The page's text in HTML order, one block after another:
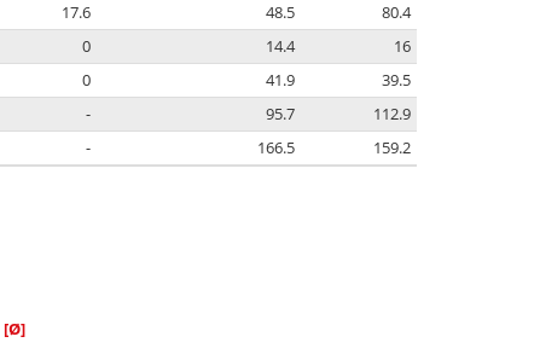
17.6 48.5
80.4
0 14.4
16
0 41.9
39.5
- 95.7
112.9
- 166.5 159.2
[Ø]